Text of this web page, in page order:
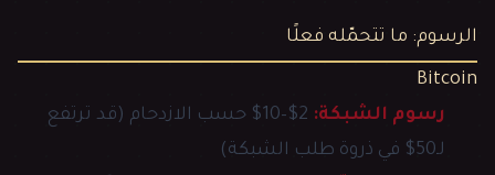
الرسوم: ما تتحمّله فعلًا
Bitcoin
رسوم الشبكة:
2$–10$ حسب الازدحام (قد ترتفع
لـ50$ في ذروة طلب الشبكة)